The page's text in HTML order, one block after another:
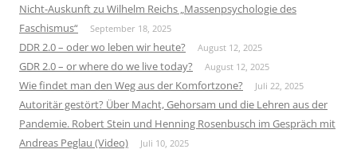
Nicht-Auskunft zu Wilhelm Reichs „Massenpsychologie des
Faschismus“
September 18, 2025
DDR 2.0 – oder wo leben wir heute? August 12, 2025
GDR 2.0 – or where do we live today? August 12, 2025
Wie findet man den Weg aus der Komfortzone? Juli 22, 2025
Autoritär gestört? Über Macht, Gehorsam und die Lehren aus der
Pandemie. Robert Stein und Henning Rosenbusch im Gespräch mit
Andreas Peglau (Video)
Juli 10, 2025